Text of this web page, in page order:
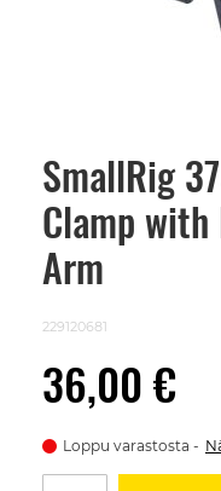
SmallRig
Clamp
Arm
229120681
36,00 €
Loppu varastosta
Skip
beginning
images